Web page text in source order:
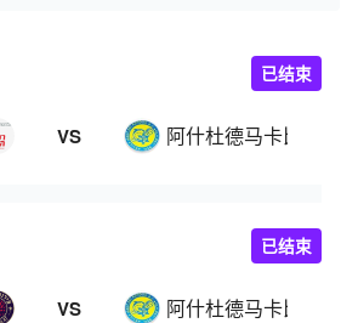
VS 阿什杜德马卡比
已结束
VS 阿什杜德马卡比
已结束